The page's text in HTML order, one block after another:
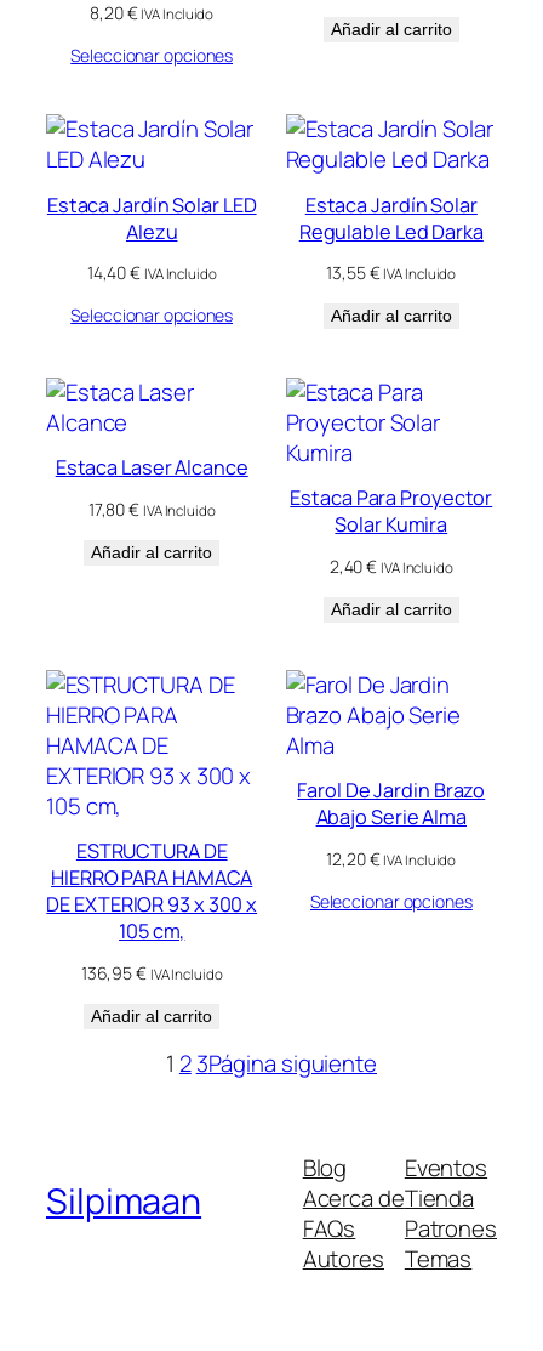
8,20€ IVA Incluido
Seleccionar opciones
Añadir al carrito
Estaca Jardín Solar LED
Alezu
14,40€ IVA Incluido
Seleccionar opciones
Estaca Jardín Solar
Regulable Led Darka
13,55€ IVA Incluido
Añadir al carrito
Estaca Laser Alcance
17,80€ IVA Incluido
Añadir al carrito
Estaca Para Proyector
Solar Kumira
2,40€ IVA Incluido
Añadir al carrito
ESTRUCTURA DE
HIERRO PARA HAMACA
DE EXTERIOR 93 x 300 x
105 cm,
136,95€ IVA Incluido
Añadir al carrito
Farol De Jardin Brazo
Abajo Serie Alma
12,20€ IVA Incluido
Seleccionar opciones
1 2 3Página siguiente
Silpimaan
Blog
Acerca de
FAQs
Autores
Eventos
Tienda
Patrones
Temas